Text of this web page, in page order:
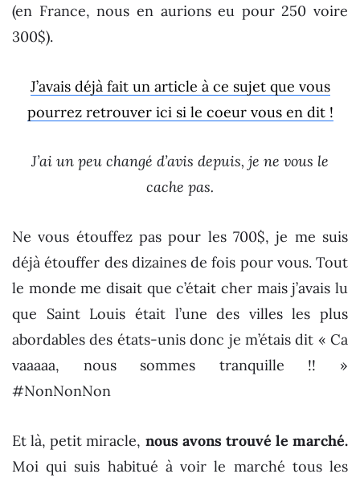
(en France, nous en aurions eu pour 250 voire
300$).
J’avais déjà fait un article à ce sujet que vous
pourrez retrouver ici si le coeur vous en dit !
J’ai un peu changé d’avis depuis, je ne vous le
cache pas.
Ne vous étouffez pas pour les 700$, je me suis
déjà étouffer des dizaines de fois pour vous. Tout
le monde me disait que c’était cher mais j’avais lu
que Saint Louis était l’une des villes les plus
abordables des états-unis donc je m’étais dit « Ca
vaaaaa, nous sommes tranquille !! »
#NonNonNon
Et là, petit miracle, nous avons trouvé le marché.
Moi qui suis habitué à voir le marché tous les